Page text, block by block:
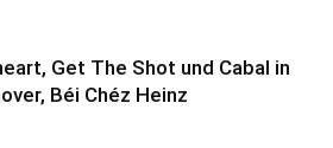
Get The Shot und Cabal in
Béi Chéz Heinz